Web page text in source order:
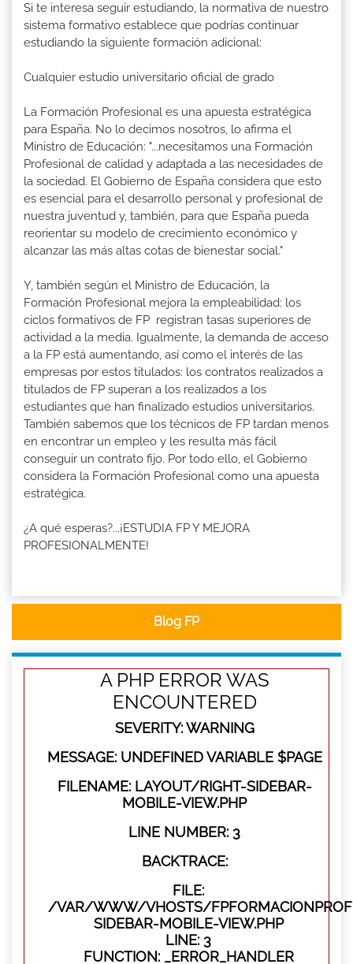
Si te interesa seguir estudiando, la normativa de nuestro
sistema formativo establece que podrías continuar
estudiando la siguiente formación adicional:
Cualquier estudio universitario oficial de grado
La Formación Profesional es una apuesta estratégica
para España. No lo decimos nosotros, lo afirma el
Ministro de Educación: "...necesitamos una Formación
Profesional de calidad y adaptada a las necesidades de
la sociedad. El Gobierno de España considera que esto
es esencial para el desarrollo personal y profesional de
nuestra juventud y, también, para que España pueda
reorientar su modelo de crecimiento económico y
alcanzar las más altas cotas de bienestar social."
Y, también según el Ministro de Educación, la
Formación Profesional mejora la empleabilidad: los
ciclos formativos de FP registran tasas superiores de
actividad a la media. Igualmente, la demanda de acceso
a la FP está aumentando, así como el interés de las
empresas por estos titulados: los contratos realizados a
titulados de FP superan a los realizados a los
estudiantes que han finalizado estudios universitarios.
También sabemos que los técnicos de FP tardan menos
en encontrar un empleo y les resulta más fácil
conseguir un contrato fijo. Por todo ello, el Gobierno
considera la Formación Profesional como una apuesta
estratégica.
¿A qué esperas?...¡ESTUDIA FP Y MEJORA
PROFESIONALMENTE!
Blog FP
A PHP ERROR WAS
ENCOUNTERED
SEVERITY: WARNING
MESSAGE: UNDEFINED VARIABLE $PAGE
FILENAME: LAYOUT/RIGHT-SIDEBAR-
MOBILE-VIEW.PHP
LINE NUMBER: 3
BACKTRACE:
FILE:
/VAR/WWW/VHOSTS/
SIDEBAR-MOBILE-VIEW.PHP
LINE: 3
FUNCTION: _ERROR_HANDLER